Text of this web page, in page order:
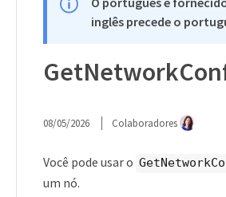
inglês precede o
08/05/2026 Colaboradores
Você pode usar o
um nó.